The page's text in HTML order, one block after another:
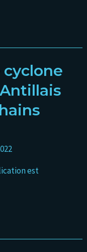
cyclone
est